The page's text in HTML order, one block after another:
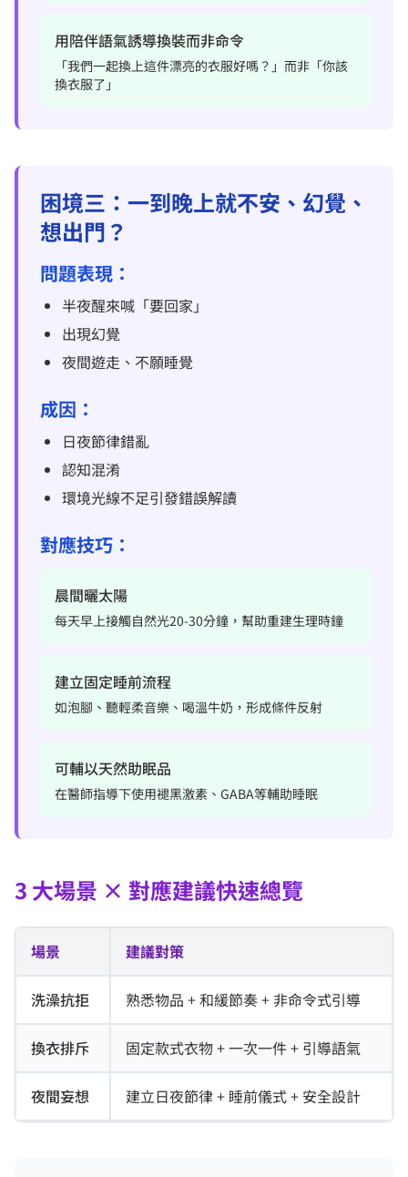
用陪伴語氣誘導換裝而非命令
「我們一起換上這件漂亮的衣服好嗎？」而非「你該
換衣服了」
困境三：一到晚上就不安、幻覺、
想出門？
問題表現：
半夜醒來喊「要回家」
出現幻覺
夜間遊走、不願睡覺
成因：
日夜節律錯亂
認知混淆
環境光線不足引發錯誤解讀
對應技巧：
晨間曬太陽
每天早上接觸自然光20-30分鐘，幫助重建生理時鐘
建立固定睡前流程
如泡腳、聽輕柔音樂、喝溫牛奶，形成條件反射
可輔以天然助眠品
在醫師指導下使用褪黑激素、GABA等輔助睡眠
3 大場景 × 對應建議快速總覽
場景 建議對策
洗澡抗拒 熟悉物品 + 和緩節奏 + 非命令式引導
換衣排斥 固定款式衣物 + 一次一件 + 引導語氣
夜間妄想 建立日夜節律 + 睡前儀式 + 安全設計